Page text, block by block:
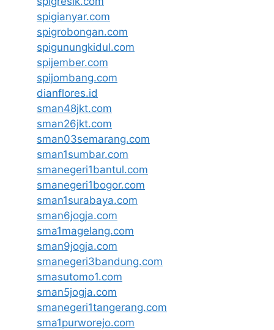
spigianyar.com
spigrobongan.com
spigunungkidul.com
spijember.com
spijombang.com
dianflores.id
sman48jkt.com
sman26jkt.com
sman03semarang.com
sman1sumbar.com
smanegeri1bantul.com
smanegeri1bogor.com
sman1surabaya.com
sman6jogja.com
sma1magelang.com
sman9jogja.com
smanegeri3bandung.com
smasutomo1.com
sman5jogja.com
smanegeri1tangerang.com
sma1purworejo.com